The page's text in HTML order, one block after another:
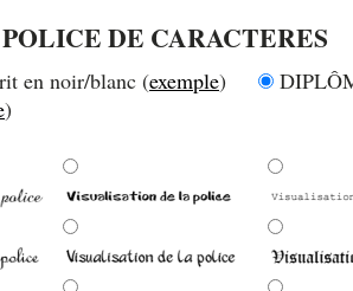
POLICE DE CARACTERES
en noir/blanc (exemple)
)